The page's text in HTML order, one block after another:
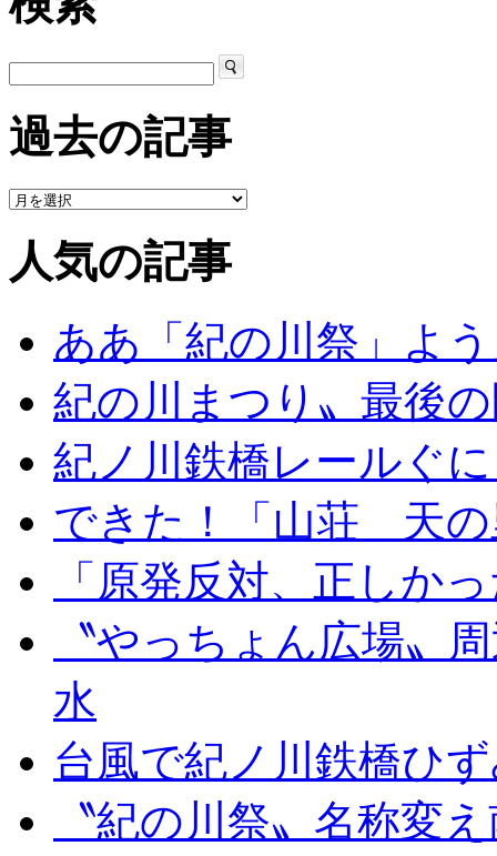
過去の記事
人気の記事
ああ「紀の川祭」よ
紀の川まつり〟最後
紀ノ川鉄橋レールぐ
できた！「山荘 天の
「原発反対、正しか
〝やっちょん広場〟
水
台風で紀ノ川鉄橋ひ
〝紀の川祭〟名称変